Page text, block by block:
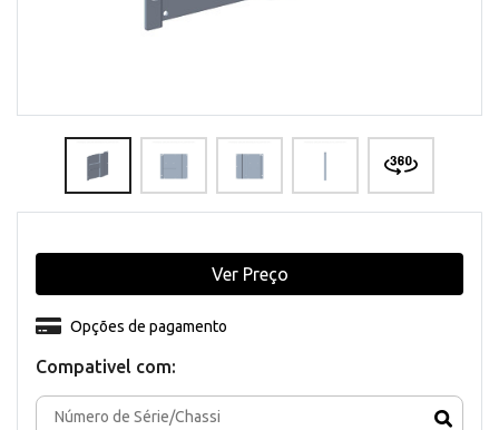
Compativel com:
Opções de pagamento
Ver Preço